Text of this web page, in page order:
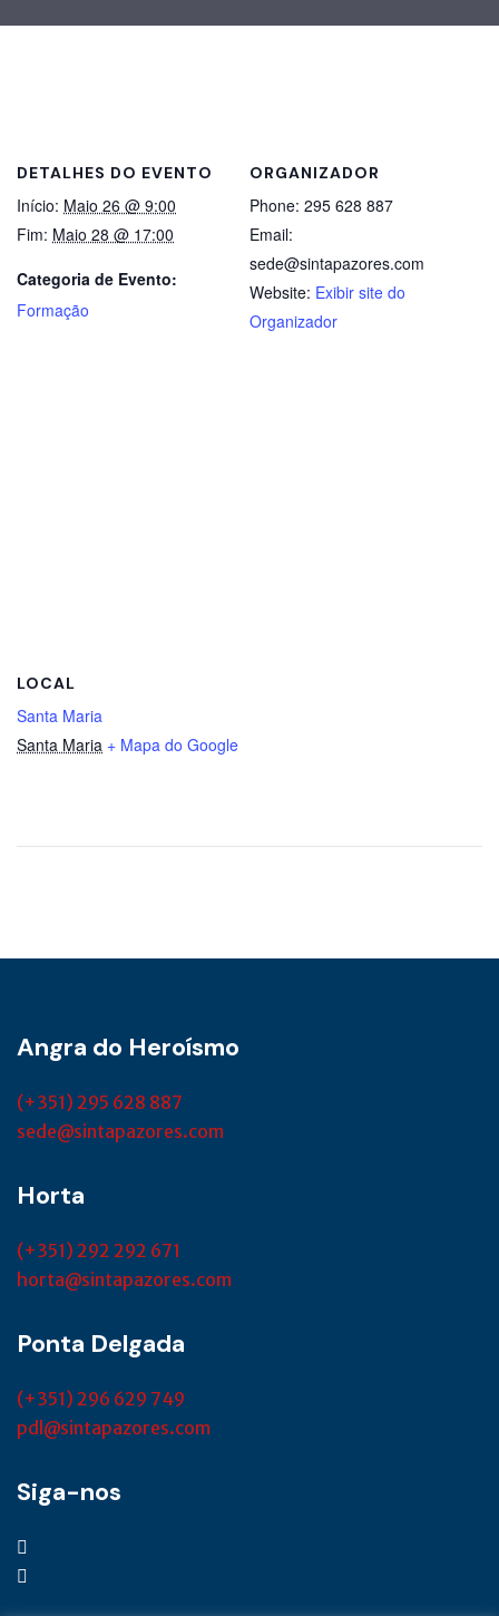
DETALHES DO EVENTO
Início: Maio 26 @ 9:00
Fim: Maio 28 @ 17:00
Categoria de Evento:
Formação
ORGANIZADOR
Phone: 295 628 887
Email:
sede@sintapazores.com
Website: Exibir site do
Organizador
LOCAL
Santa Maria
Santa Maria + Mapa do Google
Angra do Heroísmo
(+351) 295 628 887
sede@sintapazores.com
Horta
(+351) 292 292 671
horta@sintapazores.com
Ponta Delgada
(+351) 296 629 749
pdl@sintapazores.com
Siga-nos